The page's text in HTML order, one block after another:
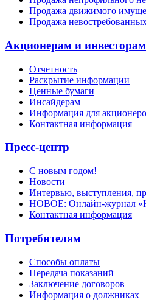
Продажа движимого
Продажа
Акционерам и инвесторам
Отчетность
Раскрытие информации
Ценные бумаги
Инсайдерам
Информация для
Контактная информация
Пресс-центр
С новым годом!
Новости
Интервью, выступления,
НОВОЕ: Онлайн-журнал
Контактная информация
Потребителям
Способы оплаты
Передача показаний
Заключение договоров
Информация о должниках